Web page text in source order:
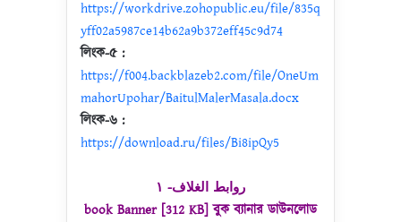
https://workdrive.zohopublic.eu/file/835q
yff02a5987ce14b62a9b372eff45c9d74
লিংক-৫ :
https://f004.backblazeb2.com/file/OneUm
mahorUpohar/BaitulMalerMasala.docx
লিংক-৬ :
https://download.ru/files/Bi8ipQy5
روابط الغلاف- ١
book Banner [312 KB] বুক ব্যানার ডাউনলোড